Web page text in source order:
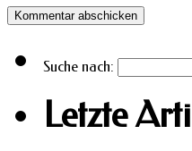
Suche nach:
Letzte